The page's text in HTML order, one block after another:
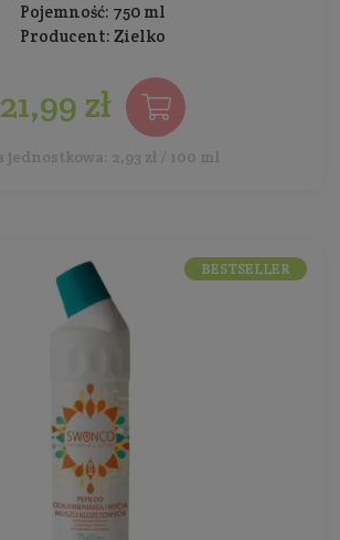
Pojemność: 750 ml
Producent: Zielko
21,99 zł
jednostkowa: 2,93 zł / 100 ml
BESTSELLER